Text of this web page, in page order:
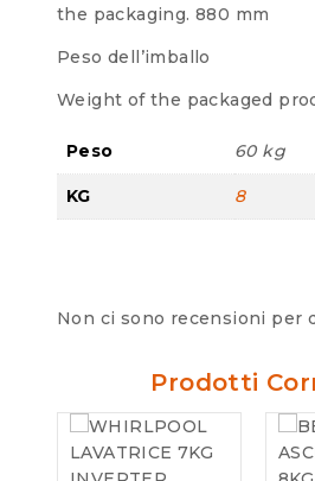
the packaging. 880 mm
Peso dell’imballo
Weight of the packaged
Peso 60 kg
KG 8
Non ci sono recensioni per
Prodotti